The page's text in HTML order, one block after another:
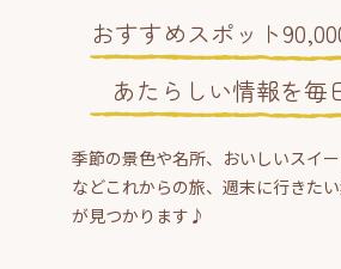
おすすめスポット
あたらしい情報を毎
季節の景色や名所、おいしいスイ
などこれからの旅、週末に行きた
が見つかります♪